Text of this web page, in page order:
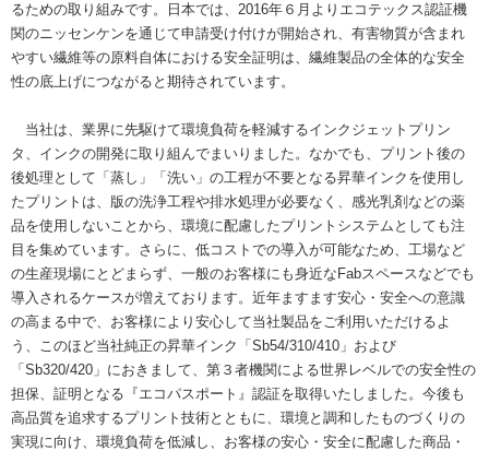
るための取り組みです。日本では、2016年６月よりエコテックス認証機
関のニッセンケンを通じて申請受け付けが開始され、有害物質が含まれ
やすい繊維等の原料自体における安全証明は、繊維製品の全体的な安全
性の底上げにつながると期待されています。
当社は、業界に先駆けて環境負荷を軽減するインクジェットプリン
タ、インクの開発に取り組んでまいりました。なかでも、プリント後の
後処理として「蒸し」「洗い」の工程が不要となる昇華インクを使用し
たプリントは、版の洗浄工程や排水処理が必要なく、感光乳剤などの薬
品を使用しないことから、環境に配慮したプリントシステムとしても注
目を集めています。さらに、低コストでの導入が可能なため、工場など
の生産現場にとどまらず、一般のお客様にも身近なFabスペースなどでも
導入されるケースが増えております。近年ますます安心・安全への意識
の高まる中で、お客様により安心して当社製品をご利用いただけるよ
う、このほど当社純正の昇華インク「Sb54/310/410」および
「Sb320/420」におきまして、第３者機関による世界レベルでの安全性の
担保、証明となる『エコパスポート』認証を取得いたしました。今後も
高品質を追求するプリント技術とともに、環境と調和したものづくりの
実現に向け、環境負荷を低減し、お客様の安心・安全に配慮した商品・